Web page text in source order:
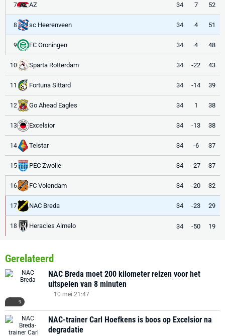
7 AZ 34 7 52
8 sc Heerenveen 34 4 51
9 FC Groningen 34 4 48
10 Sparta Rotterdam 34 -22 43
11 Fortuna Sittard 34 -14 39
12 Go Ahead Eagles 34 1 38
13 Excelsior 34 -13 38
14 Telstar 34 -6 37
15 PEC Zwolle 34 -27 37
16 FC Volendam 34 -20 32
17 NAC Breda 34 -23 29
18 Heracles Almelo 34 -50 19
Gerelateerd
9
NAC Breda moet 200 kilometer reizen voor het
uitspelen van 8 minuten
10 mei 21:47
NAC-trainer Carl Hoefkens is boos op Excelsior na
degradatie